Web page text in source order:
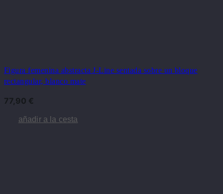
Figura femenina abstracta J-Line sentada sobre un bloque
rectangular, blanco mate
77,90 €
añadir a la cesta